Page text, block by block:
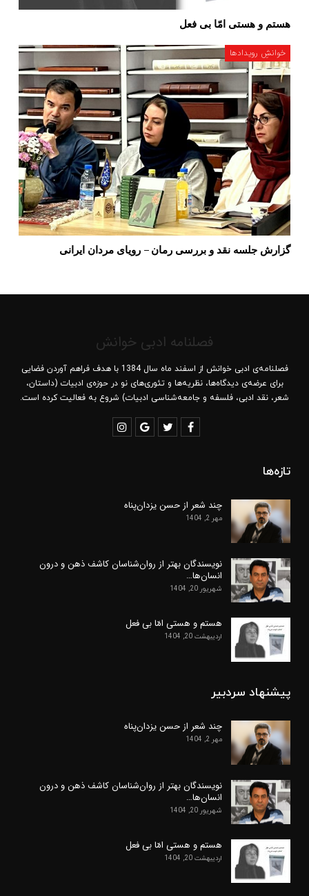
هستم و هستی امّا بی فعل
خوانشِ رویدادها
گزارش جلسه نقد و بررسی رمان – رویای مردان ایرانی
فصلنامه ادبی خوانش
فصلنامه‌ی ادبی خوانش از اسفند ماه سال 1384 با هدف فراهم آوردن فضایی
برای عرضه‌ی دیدگاه‌ها، نظریه‌ها و تئوری‌های نو در حوزه‌ی ادبیات (داستان،
شعر، نقد ادبی، فلسفه و جامعه‌شناسی ادبیات) شروع به فعالیت کرده است.
تازه‌ها
چند شعر از حسن یزدان‌پناه
مهر 2, 1404
نویسندگان بهتر از روان‌شناسان کاشف ذهن و درون
انسان‌ها…
شهریور 20, 1404
هستم و هستی امّا بی فعل
اردیبهشت 20, 1404
پیشنهاد سردبیر
چند شعر از حسن یزدان‌پناه
مهر 2, 1404
نویسندگان بهتر از روان‌شناسان کاشف ذهن و درون
انسان‌ها…
شهریور 20, 1404
هستم و هستی امّا بی فعل
اردیبهشت 20, 1404